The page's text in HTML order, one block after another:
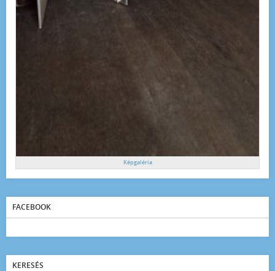
Képgaléria
FACEBOOK
KERESÉS